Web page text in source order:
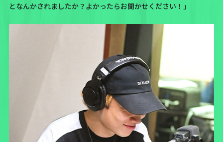
となんかされましたか？よかったらお聞かせください！」